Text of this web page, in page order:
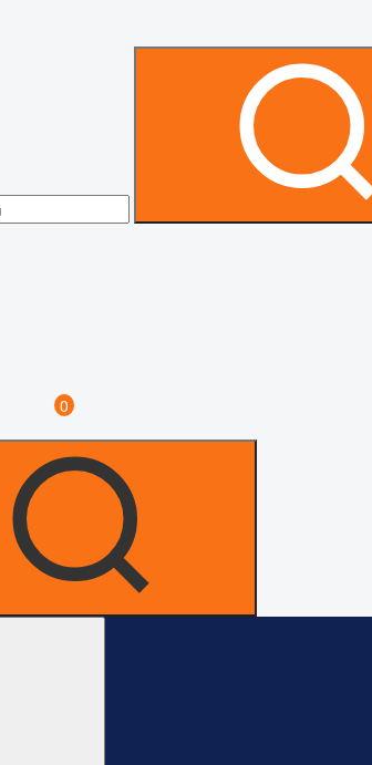
0